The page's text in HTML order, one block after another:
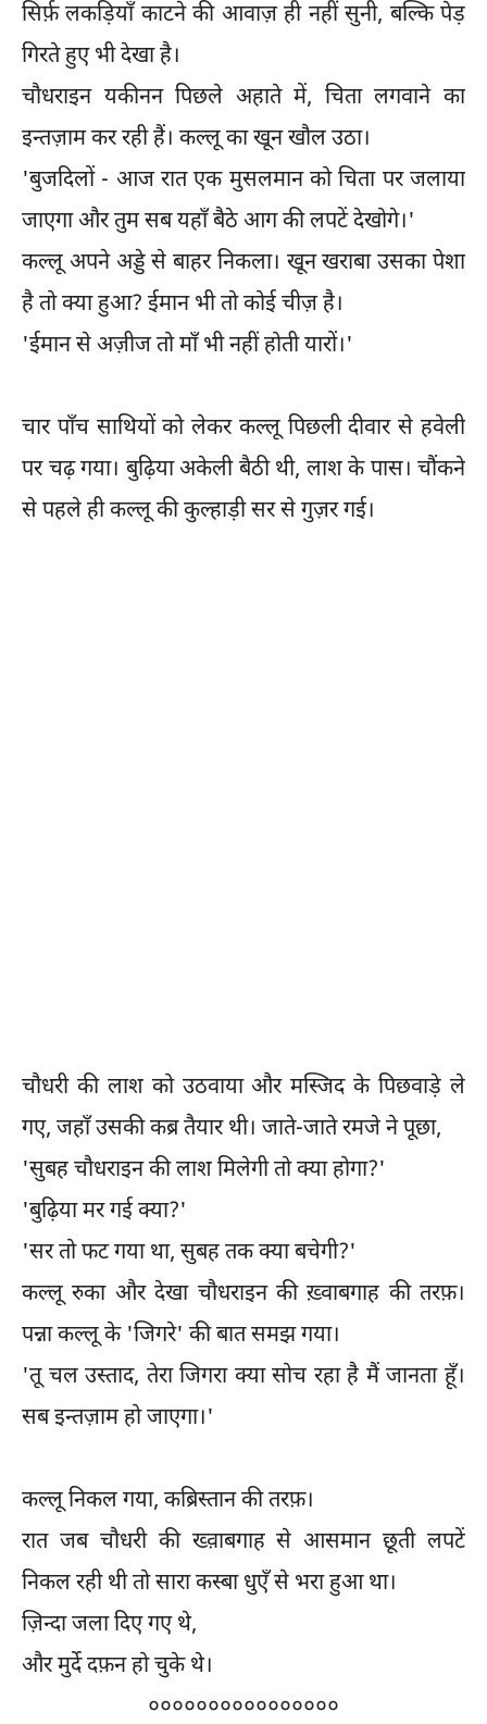
सिर्फ़ लकड़ियाँ काटने की आवाज़ ही नहीं सुनी, बल्कि पेड़
गिरते हुए भी देखा है।
चौधराइन यकीनन पिछले अहाते में, चिता लगवाने का
इन्तज़ाम कर रही हैं। कल्लू का खून खौल उठा।
'बुजदिलों - आज रात एक मुसलमान को चिता पर जलाया
जाएगा और तुम सब यहाँ बैठे आग की लपटें देखोगे।'
कल्लू अपने अड्डे से बाहर निकला। खून खराबा उसका पेशा
है तो क्या हुआ? ईमान भी तो कोई चीज़ है।
'ईमान से अज़ीज तो माँ भी नहीं होती यारों।'
चार पाँच साथियों को लेकर कल्लू पिछली दीवार से हवेली
पर चढ़ गया। बुढ़िया अकेली बैठी थी, लाश के पास। चौंकने
से पहले ही कल्लू की कुल्हाड़ी सर से गुज़र गई।
चौधरी की लाश को उठवाया और मस्जिद के पिछवाड़े ले
गए, जहाँ उसकी कब्र तैयार थी। जाते-जाते रमजे ने पूछा,
'सुबह चौधराइन की लाश मिलेगी तो क्या होगा?'
'बुढ़िया मर गई क्या?'
'सर तो फट गया था, सुबह तक क्या बचेगी?'
कल्लू रुका और देखा चौधराइन की ख़्वाबगाह की तरफ़।
पन्ना कल्लू के 'जिगरे' की बात समझ गया।
'तू चल उस्ताद, तेरा जिगरा क्या सोच रहा है मैं जानता हूँ।
सब इन्तज़ाम हो जाएगा।'
कल्लू निकल गया, कब्रिस्तान की तरफ़।
रात जब चौधरी की ख्व़ाबगाह से आसमान छूती लपटें
निकल रही थी तो सारा कस्बा धुएँ से भरा हुआ था।
ज़िन्दा जला दिए गए थे,
और मुर्दे दफ़न हो चुके थे।
००००००००००००००००